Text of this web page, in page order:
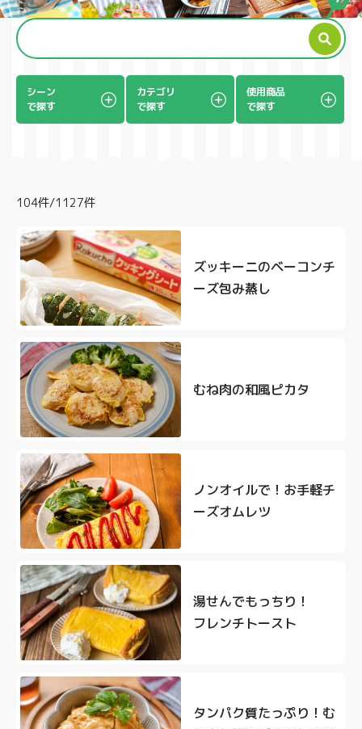
製
シーン
で探す
カテゴリ
で探す
使用商品
で探す
104件/1127件
ズッキーニのベーコンチ
ーズ包み蒸し
むね肉の和風ピカタ
ノンオイルで！お手軽チ
ーズオムレツ
湯せんでもっちり！
フレンチトースト
タンパク質たっぷり！む